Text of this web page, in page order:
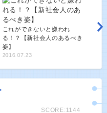
これができないと嫌われ
る！？【新社会人のあるべき
姿】
2016.07.23
SCORE:1144